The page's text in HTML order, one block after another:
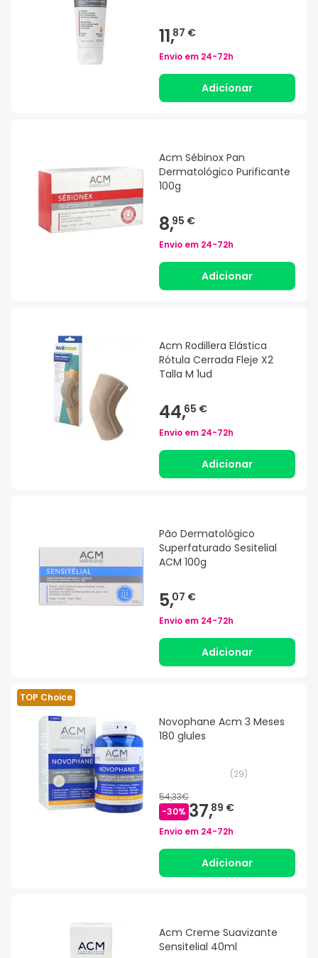
11,87 €
Envio em 24-72h
Adicionar
Acm Sébinox Pan
Dermatológico Purificante
100g
8,95 €
Envio em 24-72h
Adicionar
Acm Rodillera Elástica
Rótula Cerrada Fleje X2
Talla M 1ud
44,65 €
Envio em 24-72h
Adicionar
Pão Dermatológico
Superfaturado Sesitelial
ACM 100g
5,07 €
Envio em 24-72h
Adicionar
TOP Choice
Novophane Acm 3 Meses
180 glules
(29)
54,33€
-30% 37,89 €
Envio em 24-72h
Adicionar
Acm Creme Suavizante
Sensitelial 40ml